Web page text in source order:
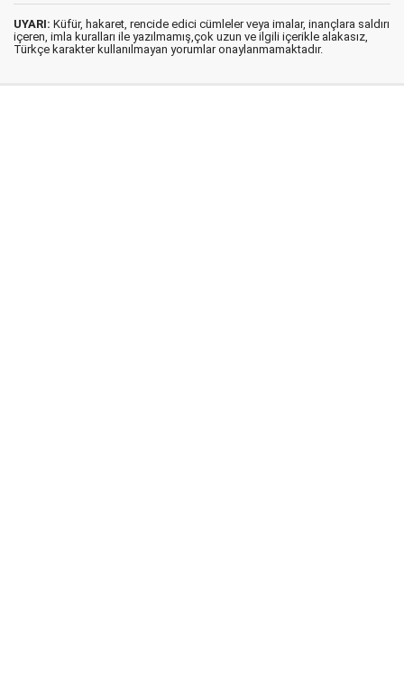
UYARI: Küfür, hakaret, rencide edici cümleler veya imalar, inançlara saldırı
içeren, imla kuralları ile yazılmamış,çok uzun ve ilgili içerikle alakasız,
Türkçe karakter kullanılmayan yorumlar onaylanmamaktadır.